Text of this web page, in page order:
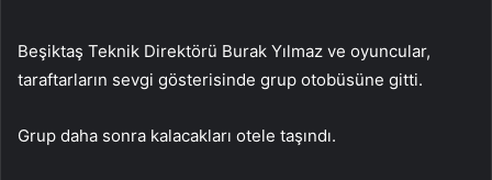
Beşiktaş Teknik Direktörü Burak Yılmaz ve oyuncular,
taraftarların sevgi gösterisinde grup otobüsüne gitti.
Grup daha sonra kalacakları otele taşındı.